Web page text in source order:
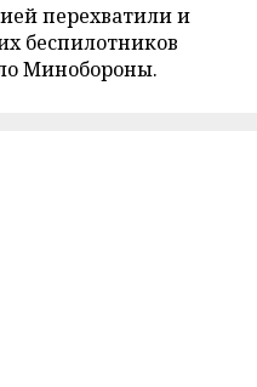
перехватили и
беспилотников
Минобороны.